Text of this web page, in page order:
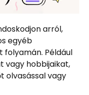
arról,
egyéb
folyamán. Például
vagy hobbijaikat,
olvasással vagy